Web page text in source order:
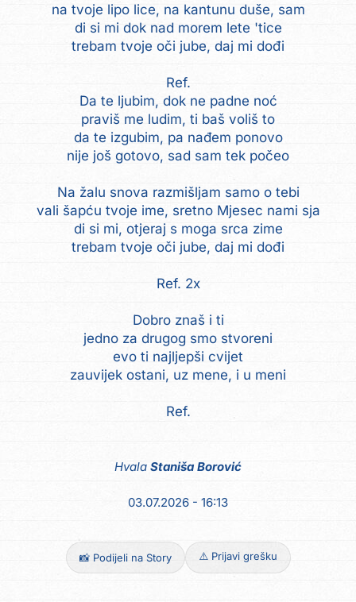
na tvoje lipo lice, na kantunu duše, sam
di si mi dok nad morem lete 'tice
trebam tvoje oči jube, daj mi dođi
Ref.
Da te ljubim, dok ne padne noć
praviš me ludim, ti baš voliš to
da te izgubim, pa nađem ponovo
nije još gotovo, sad sam tek počeo
Na žalu snova razmišljam samo o tebi
vali šapću tvoje ime, sretno Mjesec nami sja
di si mi, otjeraj s moga srca zime
trebam tvoje oči jube, daj mi dođi
Ref. 2x
Dobro znaš i ti
jedno za drugog smo stvoreni
evo ti najljepši cvijet
zauvijek ostani, uz mene, i u meni
Ref.
Hvala Staniša Borović
03.07.2026 - 16:13
📸 Podijeli na Story ⚠️ Prijavi grešku